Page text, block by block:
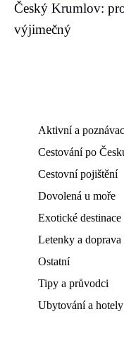
Český Krumlov:
výjimečný
Aktivní a
Cestování po
Cestovní pojištění
Dovolená u moře
Exotické destinace
Letenky a doprava
Ostatní
Tipy a průvodci
Ubytování a hotely